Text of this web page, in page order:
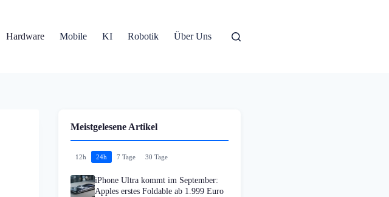
Hardware Mobile KI Robotik Über Uns
Meistgelesene Artikel
12h 24h 7 Tage 30 Tage
iPhone Ultra kommt im September:
Apples erstes Foldable ab 1.999 Euro